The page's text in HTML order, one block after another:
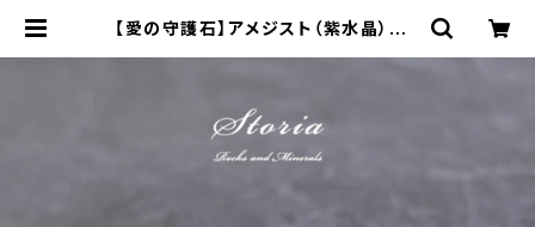
【愛の守護石】アメジスト（紫水晶）×カ